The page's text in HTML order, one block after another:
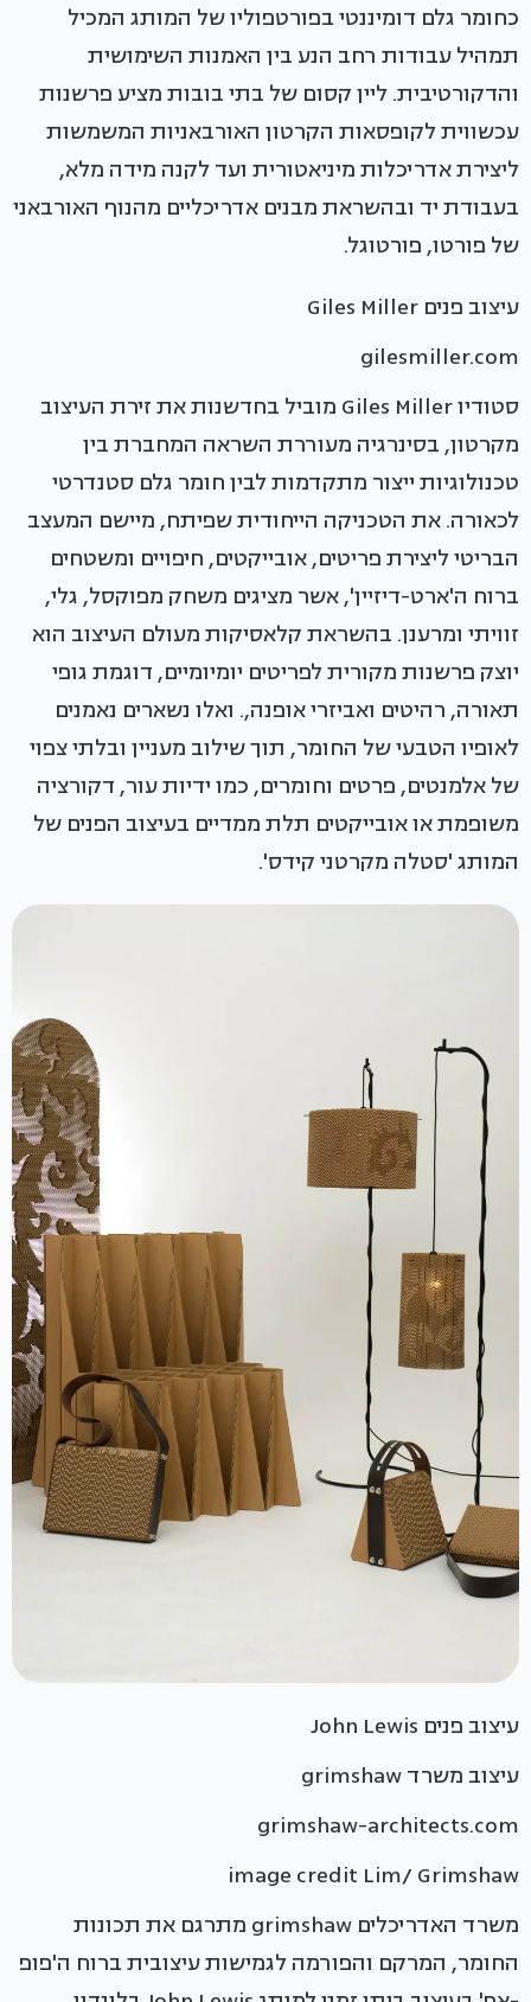
כחומר גלם דומיננטי בפורטפוליו של המותג המכיל
תמהיל עבודות רחב הנע בין האמנות השימושית
והדקורטיבית. ליין קסום של בתי בובות מציע פרשנות
עכשווית לקופסאות הקרטון האורבאניות המשמשות
ליצירת אדריכלות מיניאטורית ועד לקנה מידה מלא,
בעבודת יד ובהשראת מבנים אדריכליים מהנוף האורבאני
של פורטו, פורטוגל.
עיצוב פנים Giles Miller
gilesmiller.com
סטודיו Giles Miller מוביל בחדשנות את זירת העיצוב
מקרטון, בסינרגיה מעוררת השראה המחברת בין
טכנולוגיות ייצור מתקדמות לבין חומר גלם סטנדרטי
לכאורה. את הטכניקה הייחודית שפיתח, מיישם המעצב
הבריטי ליצירת פריטים, אובייקטים, חיפויים ומשטחים
ברוח ה'ארט-דיזיין', אשר מציגים משחק מפוקסל, גלי,
זוויתי ומרענן. בהשראת קלאסיקות מעולם העיצוב הוא
יוצק פרשנות מקורית לפריטים יומיומיים, דוגמת גופי
תאורה, רהיטים ואביזרי אופנה,. ואלו נשארים נאמנים
לאופיו הטבעי של החומר, תוך שילוב מעניין ובלתי צפוי
של אלמנטים, פרטים וחומרים, כמו ידיות עור, דקורציה
משופמת או אובייקטים תלת ממדיים בעיצוב הפנים של
המותג 'סטלה מקרטני קידס'.
עיצוב פנים John Lewis
עיצוב משרד grimshaw
grimshaw-architects.com
image credit Lim/ Grimshaw
משרד האדריכלים grimshaw מתרגם את תכונות
החומר, המרקם והפורמה לגמישות עיצובית ברוח ה'פופ